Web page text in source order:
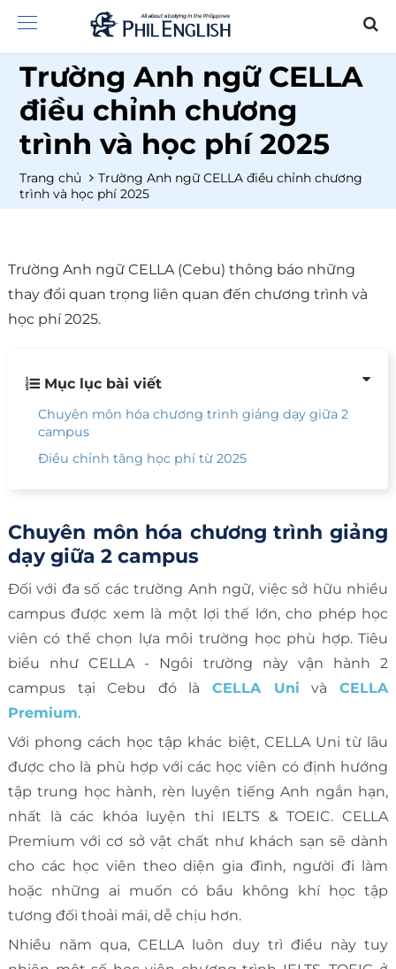
Trường Anh ngữ CELLA
điều chỉnh chương
trình và học phí 2025
Trang chủ
Trường Anh ngữ CELLA điều chỉnh chương
trình và học phí 2025
Trường Anh ngữ CELLA (Cebu) thông báo những
thay đổi quan trọng liên quan đến chương trình và
học phí 2025.
Mục lục bài viết
Chuyên môn hóa chương trình giảng dạy giữa 2
campus
Điều chỉnh tăng học phí từ 2025
Chuyên môn hóa chương trình giảng
dạy giữa 2 campus
Đối với đa số các trường Anh ngữ, việc sở hữu nhiều
campus được xem là một lợi thế lớn, cho phép học
viên có thể chọn lựa môi trường học phù hợp. Tiêu
biểu như CELLA - Ngôi trường này vận hành 2
campus tại Cebu đó làCELLA Uni vàCELLA
Premium.
Với phong cách học tập khác biệt, CELLA Uni từ lâu
được cho là phù hợp với các học viên có định hướng
tập trung học hành, rèn luyện tiếng Anh ngắn hạn,
nhất là các khóa luyện thi IELTS & TOEIC. CELLA
Premium với cơ sở vật chất như khách sạn sẽ dành
cho các học viên theo diện gia đình, người đi làm
hoặc những ai muốn có bầu không khí học tập
tương đối thoải mái, dễ chịu hơn.
Nhiều năm qua, CELLA luôn duy trì điều này tuy